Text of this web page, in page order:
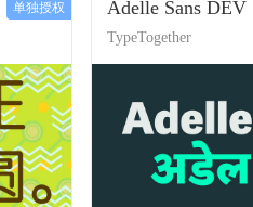
单独授权 Adelle Sans DEV
TypeTogether